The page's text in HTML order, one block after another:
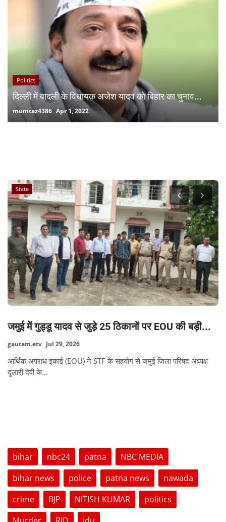
Politics
दिल्ली में बादली के विधायक अजेश यादव को बिहार का चुनाव...
mumtaz4386 Apr 1, 2022
State
जमुई में गुड्डू यादव से जुड़े 25 ठिकानों पर EOU की बड़ी...
gautam.etv Jul 29, 2026
आर्थिक अपराध इकाई (EOU) ने STF के सहयोग से जमुई जिला परिषद अध्यक्ष
दुलारी देवी के...
bihar nbc24 patna
NBC MEDIA
bihar news
police patna news
nawada
crime
BJP NITISH KUMAR
politics